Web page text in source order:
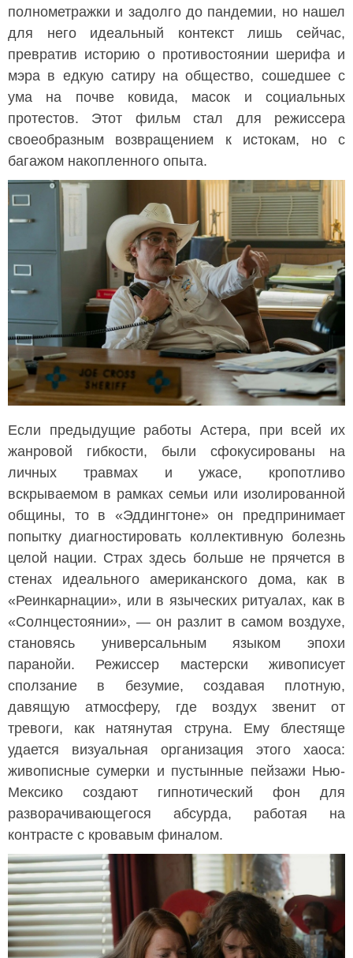
полнометражки и задолго до пандемии, но нашел
для него идеальный контекст лишь сейчас,
превратив историю о противостоянии шерифа и
мэра в едкую сатиру на общество, сошедшее с
ума на почве ковида, масок и социальных
протестов. Этот фильм стал для режиссера
своеобразным возвращением к истокам, но с
багажом накопленного опыта.
Если предыдущие работы Астера, при всей их
жанровой гибкости, были сфокусированы на
личных травмах и ужасе, кропотливо
вскрываемом в рамках семьи или изолированной
общины, то в «Эддингтоне» он предпринимает
попытку диагностировать коллективную болезнь
целой нации. Страх здесь больше не прячется в
стенах идеального американского дома, как в
«Реинкарнации», или в языческих ритуалах, как в
«Солнцестоянии», — он разлит в самом воздухе,
становясь универсальным языком эпохи
паранойи. Режиссер мастерски живописует
сползание в безумие, создавая плотную,
давящую атмосферу, где воздух звенит от
тревоги, как натянутая струна. Ему блестяще
удается визуальная организация этого хаоса:
живописные сумерки и пустынные пейзажи Нью-
Мексико создают гипнотический фон для
разворачивающегося абсурда, работая на
контрасте с кровавым финалом.